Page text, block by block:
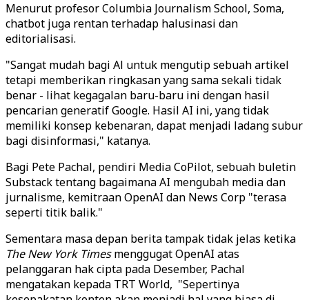
Menurut profesor Columbia Journalism School, Soma,
chatbot juga rentan terhadap halusinasi dan
editorialisasi.
"Sangat mudah bagi Al untuk mengutip sebuah artikel
tetapi memberikan ringkasan yang sama sekali tidak
benar - lihat kegagalan baru-baru ini dengan hasil
pencarian generatif Google. Hasil AI ini, yang tidak
memiliki konsep kebenaran, dapat menjadi ladang subur
bagi disinformasi," katanya.
Bagi Pete Pachal, pendiri Media CoPilot, sebuah buletin
Substack tentang bagaimana AI mengubah media dan
jurnalisme, kemitraan OpenAI dan News Corp "terasa
seperti titik balik."
Sementara masa depan berita tampak tidak jelas ketika
The New York Timesmenggugat OpenAI atas
pelanggaran hak cipta pada Desember, Pachal
mengatakan kepada TRT World, "Sepertinya